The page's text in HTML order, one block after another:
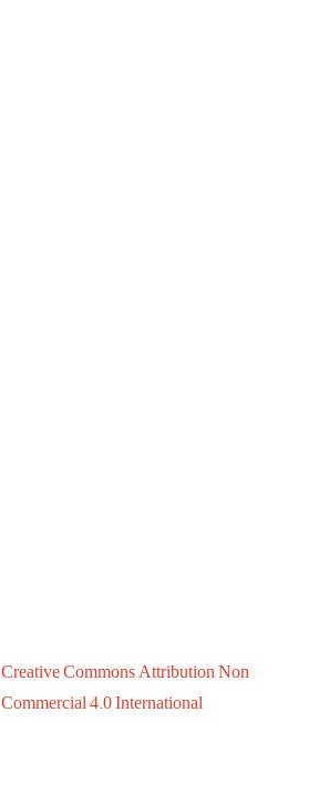
Creative Commons Attribution Non
Commercial 4.0 International